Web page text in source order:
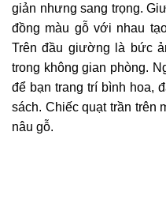
giản nhưng sang trọng.
đồng màu gỗ với nhau
Trên đầu giường là bức
trong không gian phòng.
để bạn trang trí bình hoa,
sách. Chiếc quạt trần trên
nâu gỗ.